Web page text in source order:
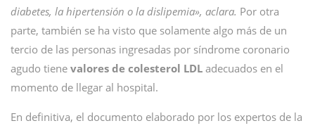
diabetes, la hipertensión o la dislipemia», aclara. Por otra
parte, también se ha visto que solamente algo más de un
tercio de las personas ingresadas por síndrome coronario
agudo tiene valores de colesterol LDL adecuados en el
momento de llegar al hospital.
En definitiva, el documento elaborado por los expertos de la